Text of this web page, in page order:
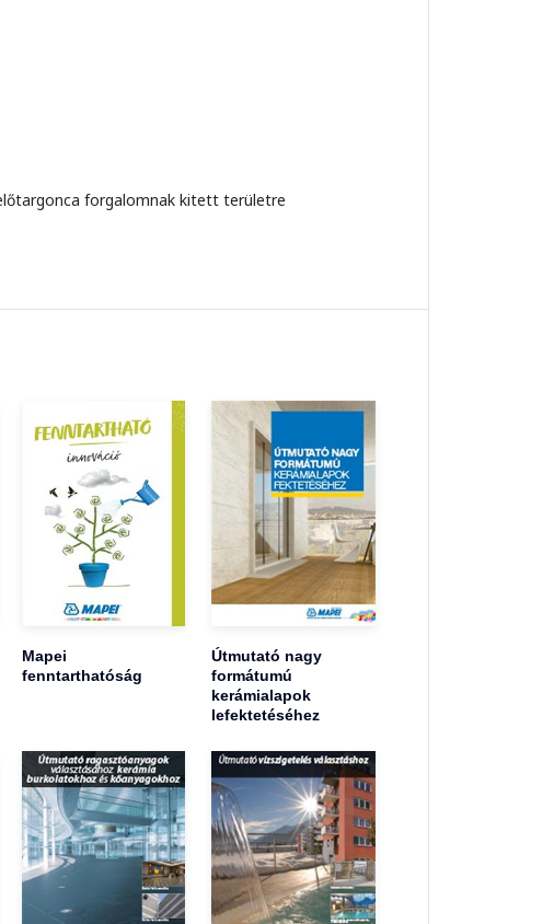
forgalomnak kitett területre
Mapei
fenntarthatóság
Útmutató nagy
formátumú
kerámialapok
lefektetéséhez